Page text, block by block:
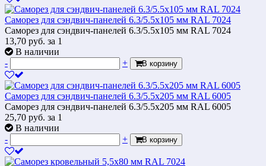
Саморез для сэндвич-панелей 6.3/5.5х105 мм RAL 7024
Саморез для сэндвич-панелей 6.3/5.5х105 мм RAL 7024
13,70 руб. за 1
В наличии
-
+ В корзину
Саморез для сэндвич-панелей 6.3/5.5х205 мм RAL 6005
Саморез для сэндвич-панелей 6.3/5.5х205 мм RAL 6005
25,70 руб. за 1
В наличии
-
+ В корзину